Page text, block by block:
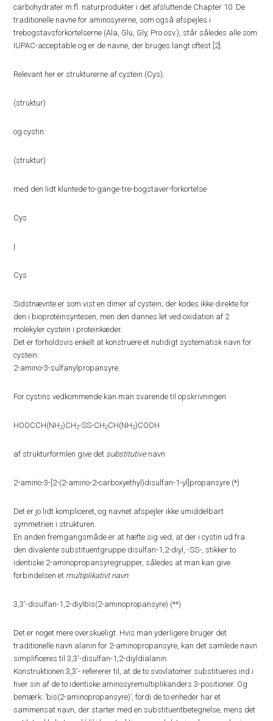
carbohydrater m.fl. naturprodukter i det afsluttende Chapter 10. De
traditionelle navne for aminosyrerne, som også afspejles i
trebogstavsforkortelserne (Ala, Glu, Gly, Pro osv.), står således alle som
IUPAC-acceptable og er de navne, der bruges langt oftest [2].
Relevant her er strukturerne af cystein (Cys):
(struktur)
og cystin:
(struktur)
med den lidt kluntede to-gange-tre-bogstaver-forkortelse
Cys
|
Cys
Sidstnævnte er som vist en dimer af cystein; der kodes ikke direkte for
den i bioproteinsyntesen, men den dannes let ved oxidation af 2
molekyler cystein i proteinkæder.
Det er forholdsvis enkelt at konstruere et nutidigt systematisk navn for
cystein:
2-amino-3-sulfanylpropansyre.
For cystins vedkommende kan man svarende til opskrivningen
HOOCCH(NH2)CH2-SS-CH2CH(NH2)COOH
af strukturformlen give det substitutive navn
2-amino-3-[2-(2-amino-2-carboxyethyl)disulfan-1-yl]propansyre (*)
Det er jo lidt kompliceret, og navnet afspejler ikke umiddelbart
symmetrien i strukturen.
En anden fremgangsmåde er at hæfte sig ved, at der i cystin ud fra
den divalente substituentgruppe disulfan-1,2-diyl, -SS-, stikker to
identiske 2-aminopropansyregrupper, således at man kan give
forbindelsen et multiplikativt navn:
3,3′-disulfan-1,2-diylbis(2-aminopropansyre) (**)
Det er noget mere overskueligt. Hvis man yderligere bruger det
traditionelle navn alanin for 2-aminopropansyre, kan det samlede navn
simplificeres til 3,3′-disulfan-1,2-diyldialanin.
Konstruktionen 3,3′- refererer til, at de to svovlatomer substitueres ind i
hver sin af de to identiske aminosyremultiplikanders 3-positioner. Og
bemærk: ’bis(2-aminopropansyre)’, fordi de to enheder har et
sammensat navn, der starter med en substituentbetegnelse, mens det